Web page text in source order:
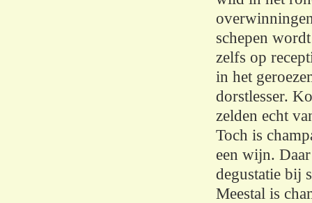
schepen
zelfs op
in het
dorstlesser.
zelden echt
Toch is
een wijn.
degustatie bij
Meestal is